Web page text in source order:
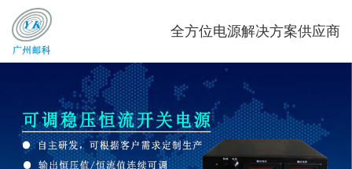
全方位电源解决方案供应商